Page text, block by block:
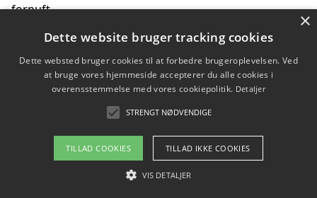
fornuft
Sådan kan du handle bæredygtigt og bestil med
faktura
Om / kontakt
Blog Betingelser
×
Dette website bruger tracking cookies
Dette websted bruger cookies til at forbedre brugeroplevelsen. Ved
at bruge vores hjemmeside accepterer du alle cookies i
overensstemmelse med vores cookiepolitik. Detaljer
STRENGT NØDVENDIGE
TILLAD COOKIES TILLAD IKKE COOKIES
VIS DETALJER